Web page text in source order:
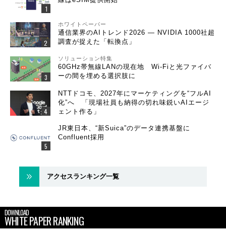
ホワイトペーパー
通信業界のAIトレンド2026 ― NVIDIA 1000社超
調査が捉えた「転換点」
ソリューション特集
60GHz帯無線LANの現在地 Wi-Fiと光ファイバ
ーの間を埋める選択肢に
NTTドコモ、2027年にマーケティングを“フルAI
化”へ 「現場社員も納得の切れ味鋭いAIエージ
ェント作る」
JR東日本、“新Suica”のデータ連携基盤に
Confluent採用
アクセスランキング一覧
DOWNLOAD
WHITE PAPER RANKING